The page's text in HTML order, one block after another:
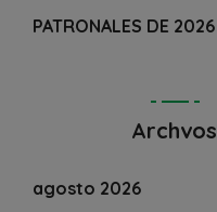
PATRONALES DE 2026
Archvos
agosto 2026